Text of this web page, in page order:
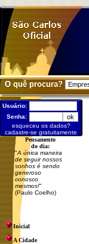
O quê procura?
Usuário:
Senha:
esqueceu os dados?
cadastre-se gratuitamente
Pensamento
do dia:
"A única maneira
de seguir nossos
sonhos é sendo
generoso
conosco
mesmos!"
(Paulo Coelho)
Inicial
A Cidade